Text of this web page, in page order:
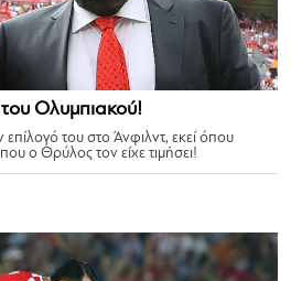
του Ολυμπιακού!
του στο Άνφιλντ, εκεί όπου
ο Θρύλος τον είχε τιμήσει!